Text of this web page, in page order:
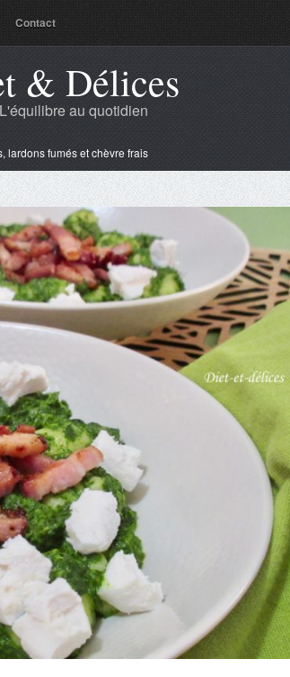
Contact
& Délices
L'équilibre au quotidien
lardons fumés et chèvre frais